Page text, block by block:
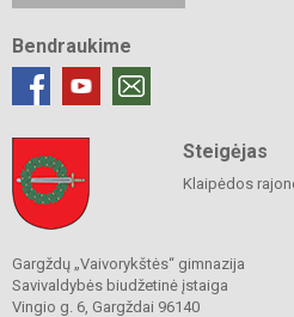
Bendraukime
Steigėjas
Klaipėdos
Gargždų „Vaivorykštės“ gimnazija
Savivaldybės biudžetinė įstaiga
Vingio g. 6, Gargždai 96140